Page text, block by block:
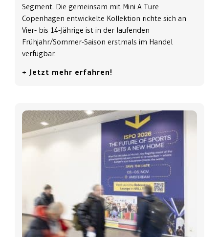
Segment. Die gemeinsam mit Mini A Ture
Copenhagen entwickelte Kollektion richte sich an
Vier- bis 14-Jährige ist in der laufenden
Frühjahr/Sommer-Saison erstmals im Handel
verfügbar.
+ Jetzt mehr erfahren!